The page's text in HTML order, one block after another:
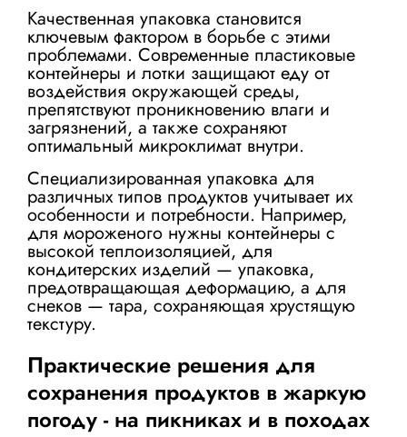
Качественная упаковка становится
ключевым фактором в борьбе с этими
проблемами. Современные пластиковые
контейнеры и лотки защищают еду от
воздействия окружающей среды,
препятствуют проникновению влаги и
загрязнений, а также сохраняют
оптимальный микроклимат внутри.
Специализированная упаковка для
различных типов продуктов учитывает их
особенности и потребности. Например,
для мороженого нужны контейнеры с
высокой теплоизоляцией, для
кондитерских изделий — упаковка,
предотвращающая деформацию, а для
снеков — тара, сохраняющая хрустящую
текстуру.
Практические решения для
сохранения продуктов в жаркую
погоду - на пикниках и в походах